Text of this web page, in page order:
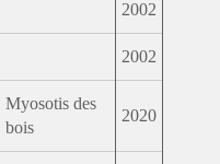
2002
2002
Myosotis des
bois
2020